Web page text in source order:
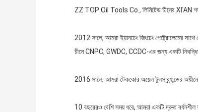
ZZ TOP Oil Tools Co., লিমিটেড চীনের XI'AN
2012 সালে, আমরা ইয়ানচেং জিংচেং পেট্রোলেমের
চীনে CNPC, GWDC, CCDC-এর জন্য একটি
2016 সালে, আমরা টেককোর অয়েল টুলস ব্র্যান্ডের অধীনে
10 বছরেরও বেশি সময় ধরে, আমরা একটি দ্রুত বর্ধনশীল